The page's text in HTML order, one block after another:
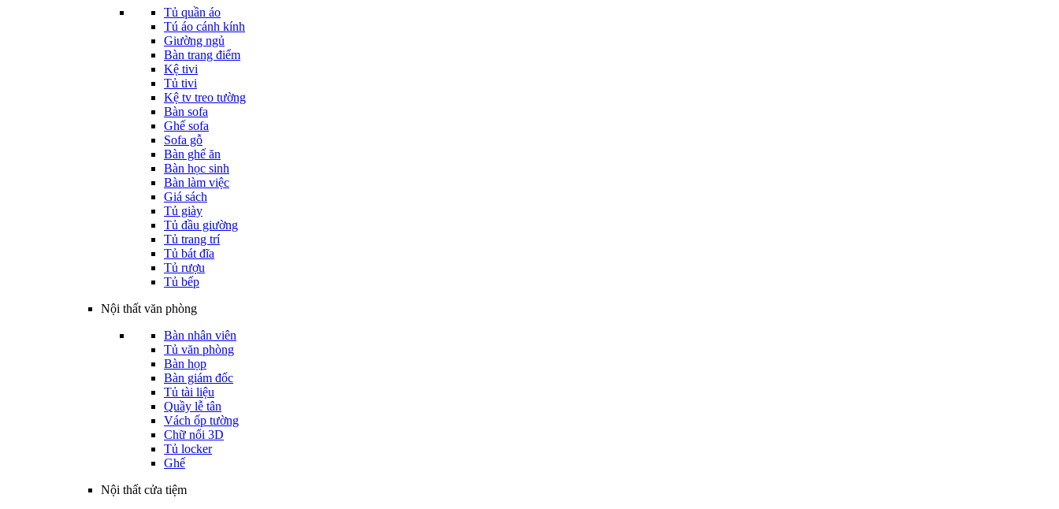
Tủ quần áo
Tú áo cánh kính
Giường ngủ
Bàn trang điểm
Kệ tivi
Tủ tivi
Kệ tv treo tường
Bàn sofa
Ghế sofa
Sofa gỗ
Bàn ghế ăn
Bàn học sinh
Bàn làm việc
Giá sách
Tủ giày
Tủ đầu giường
Tủ trang trí
Tủ bát đĩa
Tủ rượu
Tủ bếp
Nội thất văn phòng
Bàn nhân viên
Tủ văn phòng
Bàn họp
Bàn giám đốc
Tủ tài liệu
Quầy lễ tân
Vách ốp tường
Chữ nổi 3D
Tủ locker
Ghế
Nội thất cửa tiệm